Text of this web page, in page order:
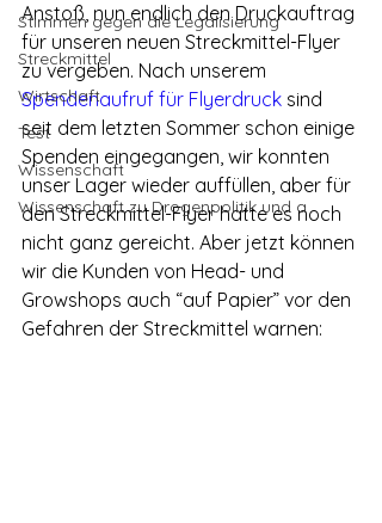
Stimmen gegen die Legalisierung
Streckmittel
Wirtschaft
Test
Wissenschaft
Wissenschaft zu Drogenpolitik und a
Anstoß, nun endlich den Druckauftrag
für unseren neuen Streckmittel-Flyer
zu vergeben. Nach unserem
Spendenaufruf für Flyerdruck sind
seit dem letzten Sommer schon einige
Spenden eingegangen, wir konnten
unser Lager wieder auffüllen, aber für
den Streckmittel-Flyer hatte es noch
nicht ganz gereicht. Aber jetzt können
wir die Kunden von Head- und
Growshops auch “auf Papier” vor den
Gefahren der Streckmittel warnen: